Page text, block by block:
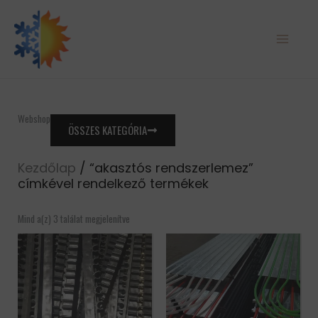
content
Webshop
ÖSSZES KATEGÓRIA
Kezdőlap / “akasztós rendszerlemez”
címkével rendelkező termékek
Mind a(z) 3 találat megjelenítve